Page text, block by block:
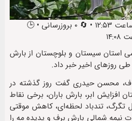
📅 انتشار: ۸ حوت ۱۴۰۲ ساعت ۱۲:۵۳ • 🔄 ۰ بروزرسانی • 🕒
استان سیستان و بلوچستان از بارش
روزهای اخیر خبر داد.
محسن حیدری گفت روز گذشته در
ابر، بارش باران، برخی نقاط
تگرگ، تندباد لحظه‌ای، کاهش موقتی
نیمه شمالی بارش برف و پدیده مه را